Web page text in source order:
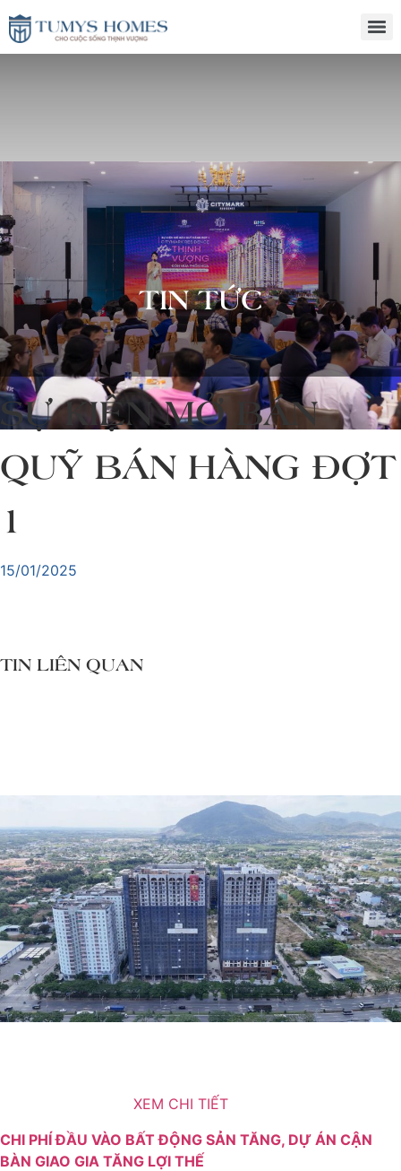
TIN TỨC
SỰ KIỆN MỞ BÁN
QUỸ BÁN HÀNG ĐỢT
1
15/01/2025
TIN LIÊN QUAN
Giá đất, vật liệu xây dựng, nhân công và chi phí vốn đều
tăng, khiến bài toán phát triển dự án bất động sản ngày
càng tốn kém. Trong bối cảnh đó, nhiều người mua nhà có
XEM CHI TIẾT
CHI PHÍ ĐẦU VÀO BẤT ĐỘNG SẢN TĂNG, DỰ ÁN CẬN
BÀN GIAO GIA TĂNG LỢI THẾ